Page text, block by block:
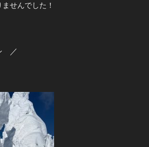
せんでした！
／